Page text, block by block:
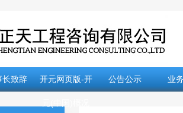
长致辞 开元网页版-开 公告公示 业